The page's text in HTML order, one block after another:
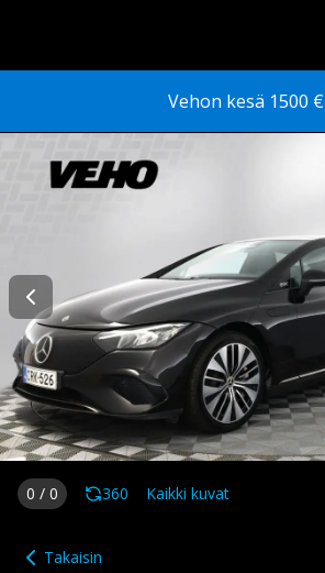
Vehon kesä 1500 €
0 / 0 360 Kaikki kuvat
Takaisin